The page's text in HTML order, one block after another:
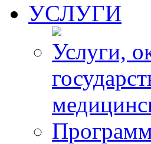
УСЛУГИ
Услуги,